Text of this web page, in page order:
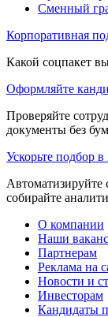
Сменный
Корпоративная
Какой соцпакет
Оформляйте
Проверяйте
документы без
Ускорьте подбор в
Автоматизируйте
собирайте
О компании
Наши
Партнерам
Реклама на
Новости и
Инвесторам
Кандидаты